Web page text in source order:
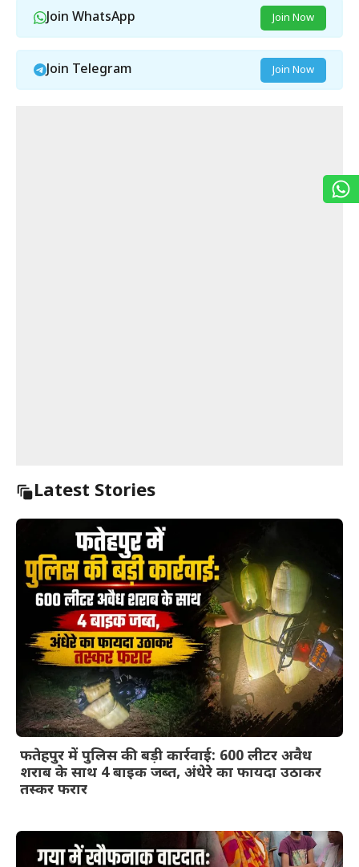
Join WhatsApp Join Now
Join Telegram Join Now
Latest Stories
फतेहपुर में पुलिस की बड़ी कार्रवाई: 600 लीटर अवैध
शराब के साथ 4 बाइक जब्त, अंधेरे का फायदा उठाकर
तस्कर फरार